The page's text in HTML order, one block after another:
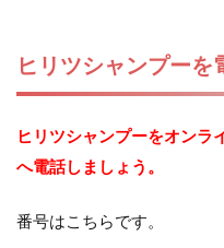
ヒリツシャンプー
ヒリツシャンプーをオンラ
へ電話しましょう。
番号はこちらです。